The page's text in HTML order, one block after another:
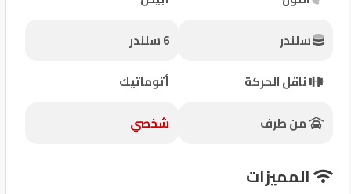
كيو
نمبر
كيو
كارز
سلندر
6 سلندر
ناقل الحركة
أتوماتيك
من طرف
شخصي
المميزات